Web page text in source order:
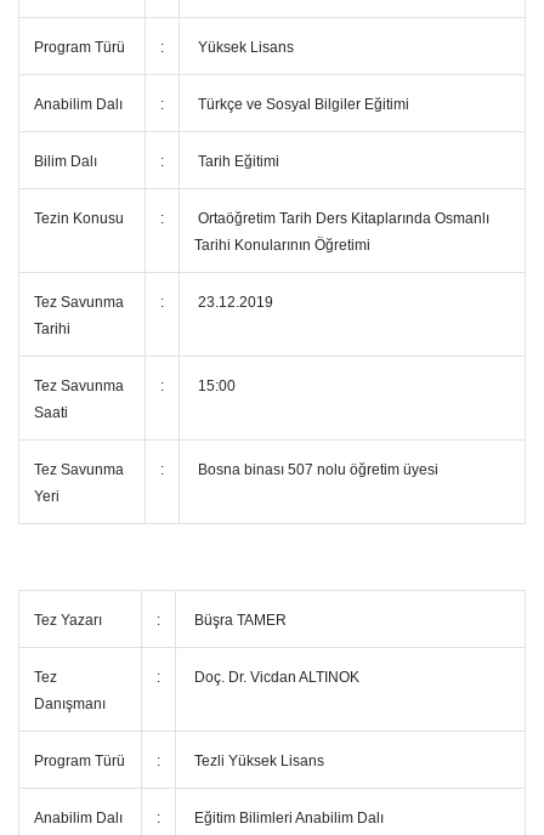
Program Türü : Yüksek Lisans
Anabilim Dalı : Türkçe ve Sosyal Bilgiler Eğitimi
Bilim Dalı : Tarih Eğitimi
Tezin Konusu :
Ortaöğretim Tarih Ders Kitaplarında Osmanlı
Tarihi Konularının Öğretimi
Tez Savunma
Tarihi
: 23.12.2019
Tez Savunma
Saati
: 15:00
Tez Savunma
Yeri
: Bosna binası 507 nolu öğretim üyesi
Tez Yazarı : Büşra TAMER
Tez
Danışmanı
: Doç. Dr. Vicdan ALTINOK
Program Türü : Tezli Yüksek Lisans
Anabilim Dalı : Eğitim Bilimleri Anabilim Dalı